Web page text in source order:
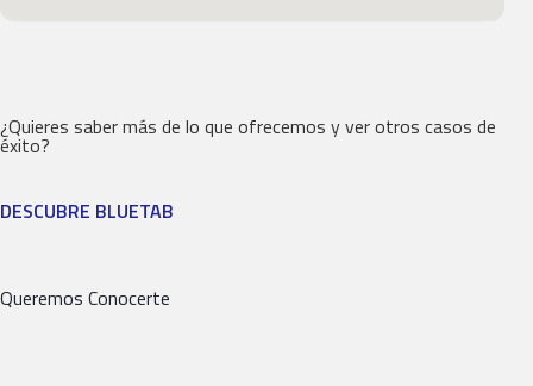
¿Quieres saber más de lo que ofrecemos y ver otros casos de
éxito?
DESCUBRE BLUETAB
Queremos Conocerte